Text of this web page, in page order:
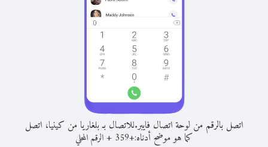
اتصل بالرقم من لوحة اتصال فايبر.للاتصال بـ بلغاريا من كينيا، اتصل
كما هو موضح أدناه:+
359
+الرقم المحلي